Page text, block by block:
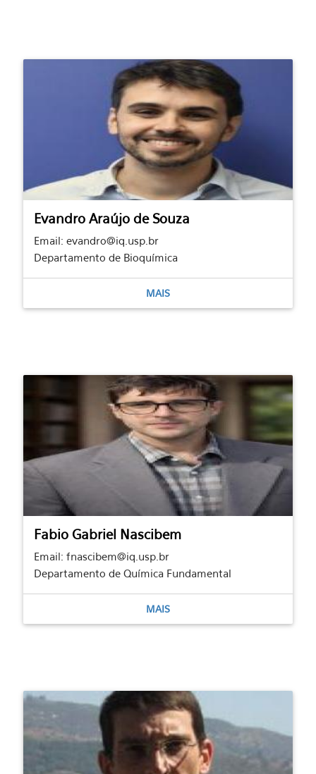
Evandro Araújo de Souza
Email: evandro@iq.usp.br
Departamento de Bioquímica
MAIS
Fabio Gabriel Nascibem
Email: fnascibem@iq.usp.br
Departamento de Química Fundamental
MAIS